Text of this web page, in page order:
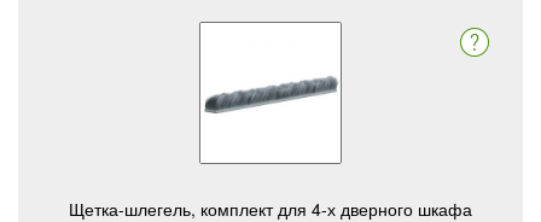
Щетка-шлегель, комплект для 4-х дверного шкафа